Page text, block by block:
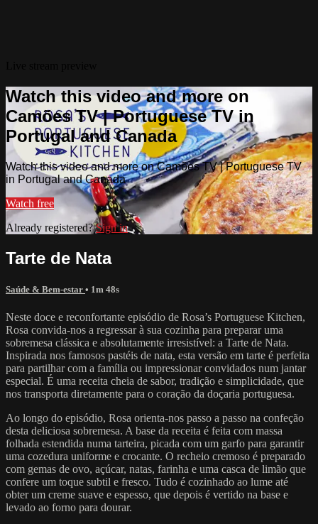
Watch this video and more on
Camões TV | Portuguese TV in
Portugal and Canada
Watch this video and more on Camões TV | Portuguese TV
in Portugal and Canada
Watch free
Already registered?Sign in
Tarte de Nata
Saúde & Bem-estar • 1m 48s
Neste doce e reconfortante episódio de Rosa’s Portuguese Kitchen,
Rosa convida-nos a regressar à sua cozinha para preparar uma
sobremesa clássica e absolutamente irresistível: a Tarte de Nata.
Inspirada nos famosos pastéis de nata, esta versão em tarte é perfeita
para partilhar com a família ou impressionar convidados num jantar
especial. É uma receita cheia de sabor, tradição e simplicidade, que
nos transporta diretamente para o coração da doçaria portuguesa.
Ao longo do episódio, Rosa orienta-nos passo a passo na confeção
desta deliciosa sobremesa. A base da receita é feita com massa
folhada estendida numa tarteira, picada com um garfo para garantir
uma cozedura uniforme e crocante. O recheio cremoso é preparado
com gemas de ovo, açúcar, natas, farinha e uma casca de limão que
confere um toque subtil e fresco. Tudo é cozinhado ao lume até
obter um creme suave e espesso, que depois é vertido na base e
levado ao forno para dourar.